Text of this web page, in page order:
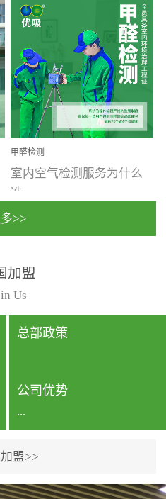
装修完会有甲醛，其实汽
车的甲醛超标问题更为严
重。汽车的空间范围小，
配件、皮具、装饰多，这
些都是汽...
甲醛检测
室内空气检测服务为什么
选...
行国家规定的标准检测方
法，空气采样量准确，检
测结果可靠，远胜于其他
检测...
>>
加盟
Us
总部政策
公司优势
...
专利保护优势、双甲资质
盟>>